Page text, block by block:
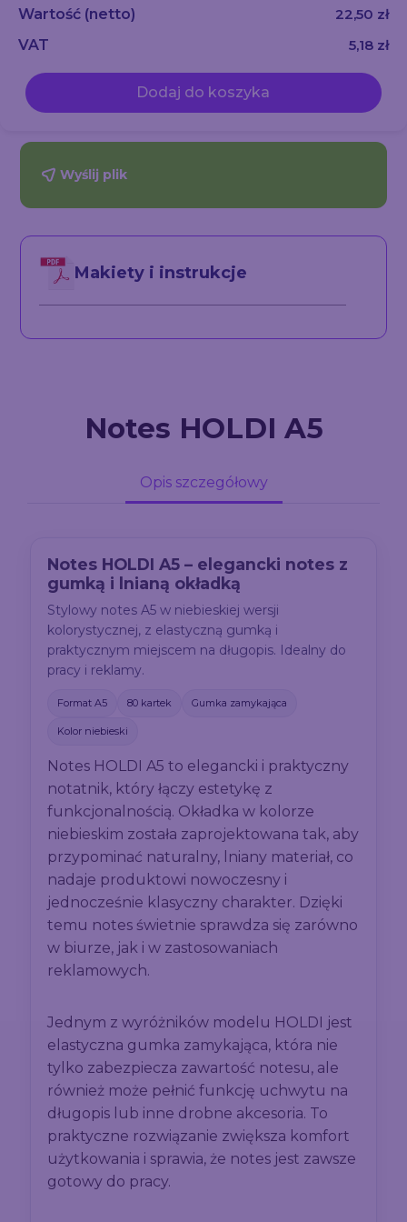
Wartość (netto)
22,50 zł
VAT
5,18 zł
Dodaj do koszyka
Wyślij plik
Makiety i instrukcje
Notes HOLDI A5
Opis szczegółowy
Notes HOLDI A5 – elegancki notes z
gumką i lnianą okładką
Stylowy notes A5 w niebieskiej wersji
kolorystycznej, z elastyczną gumką i
praktycznym miejscem na długopis. Idealny do
pracy i reklamy.
Format A5 80 kartek Gumka zamykająca
Kolor niebieski
Notes HOLDI A5 to elegancki i praktyczny
notatnik, który łączy estetykę z
funkcjonalnością. Okładka w kolorze
niebieskim została zaprojektowana tak, aby
przypominać naturalny, lniany materiał, co
nadaje produktowi nowoczesny i
jednocześnie klasyczny charakter. Dzięki
temu notes świetnie sprawdza się zarówno
w biurze, jak i w zastosowaniach
reklamowych.
Jednym z wyróżników modelu HOLDI jest
elastyczna gumka zamykająca, która nie
tylko zabezpiecza zawartość notesu, ale
również może pełnić funkcję uchwytu na
długopis lub inne drobne akcesoria. To
praktyczne rozwiązanie zwiększa komfort
użytkowania i sprawia, że notes jest zawsze
gotowy do pracy.